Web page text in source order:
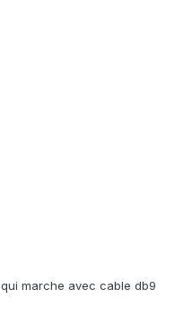
marche avec cable db9